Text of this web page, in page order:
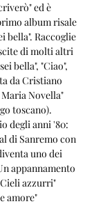
ed è
album risale
bella". Raccoglie
di molti altri
bella", "Ciao",
da Cristiano
Novella"
toscano).
degli anni '80:
di Sanremo con
uno dei
appannamento
azzurri"
amore"